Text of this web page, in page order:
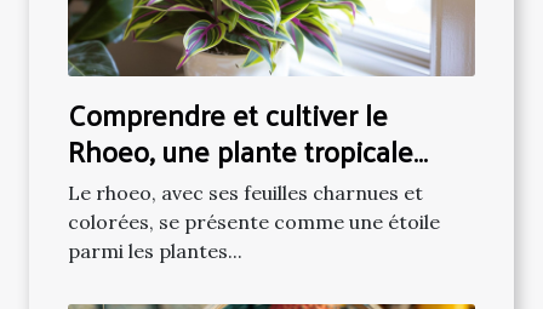
Comprendre et cultiver le
Rhoeo, une plante tropicale
populaire
Le rhoeo, avec ses feuilles charnues et
colorées, se présente comme une étoile
parmi les plantes...